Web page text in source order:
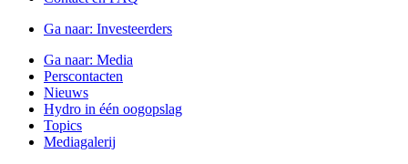
Ga naar: Investeerders
Ga naar: Media
Perscontacten
Nieuws
Hydro in één oogopslag
Topics
Mediagalerij